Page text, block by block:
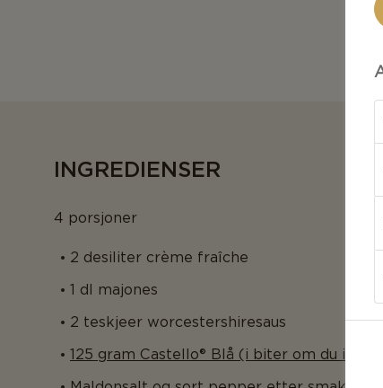
INGREDIENSER
4 porsjoner
2 desiliter crème fraîche
1 dl majones
2 teskjeer worcestershiresaus
125 gram Castello® Blå (i biter om du ikke